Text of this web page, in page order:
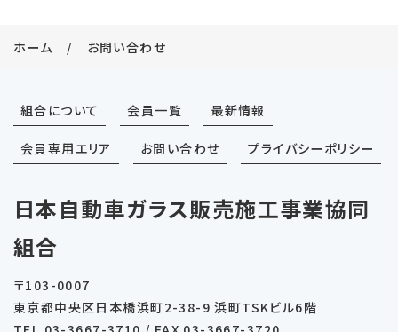
ホーム お問い合わせ
組合について 会員一覧 最新情報
会員専用エリア お問い合わせ プライバシーポリシー
日本自動車ガラス販売施工事業協同
組合
〒103-0007
東京都中央区日本橋浜町2-38-9 浜町TSKビル6階